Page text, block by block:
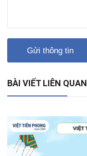
Gửi thông tin
BÀI VIẾT LIÊN QUAN